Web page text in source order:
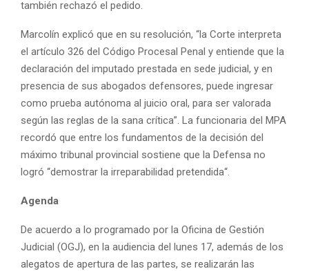
también rechazó el pedido.
Marcolín explicó que en su resolución, “la Corte interpreta
el artículo 326 del Código Procesal Penal y entiende que la
declaración del imputado prestada en sede judicial, y en
presencia de sus abogados defensores, puede ingresar
como prueba autónoma al juicio oral, para ser valorada
según las reglas de la sana crítica”. La funcionaria del MPA
recordó que entre los fundamentos de la decisión del
máximo tribunal provincial sostiene que la Defensa no
logró “demostrar la irreparabilidad pretendida“.
Agenda
De acuerdo a lo programado por la Oficina de Gestión
Judicial (OGJ), en la audiencia del lunes 17, además de los
alegatos de apertura de las partes, se realizarán las